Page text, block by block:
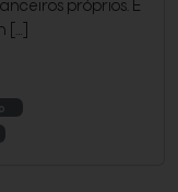
próprios. E
[…]